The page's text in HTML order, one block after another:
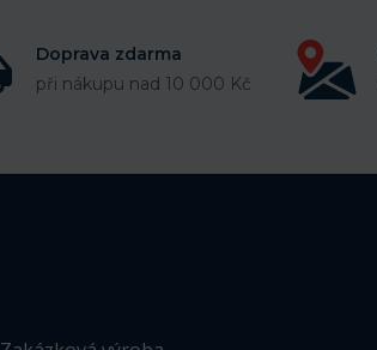
Doprava zdarma
při nákupu nad 10 000 Kč